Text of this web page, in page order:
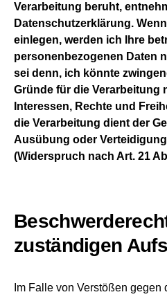
Verarbeitung beruht,
Datenschutzerklärung.
einlegen, werden ich Ihre
personenbezogenen Daten
sei denn, ich könnte
Gründe für die Verarbeitung
Interessen, Rechte und
die Verarbeitung dient der
Ausübung oder
(Widerspruch nach Art. 21
zuständigen
Im Falle von Verstößen gegen